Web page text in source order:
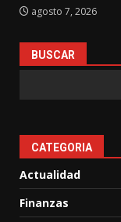
agosto 7, 2026
BUSCAR
CATEGORIA
Actualidad
Finanzas